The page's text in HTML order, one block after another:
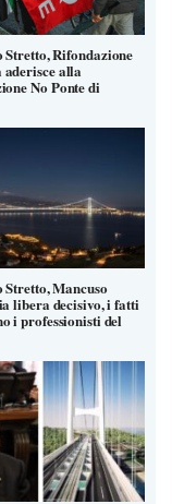
Stretto, Rifondazione
aderisce alla
No Ponte di
Stretto, Mancuso
libera decisivo, i fatti
i professionisti del